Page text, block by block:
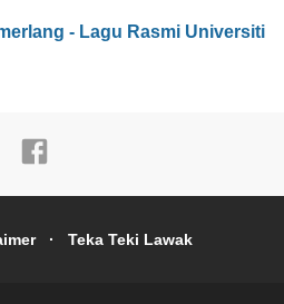
- Lagu Rasmi Universiti
Teka Teki Lawak